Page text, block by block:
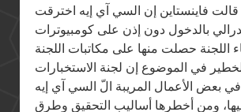
قالت فاينستاين إن السي آي إيه اخترقت
بالدخول دون إذن على كومبيوترات
اللجنة حصلت منها على مكاتبات اللجنة
في الموضوع إن لجنة الاستخبارات
بعض الأعمال المريبة الّ السي آي إيه
ومن أخطرها أساليب التحقيق وطرق